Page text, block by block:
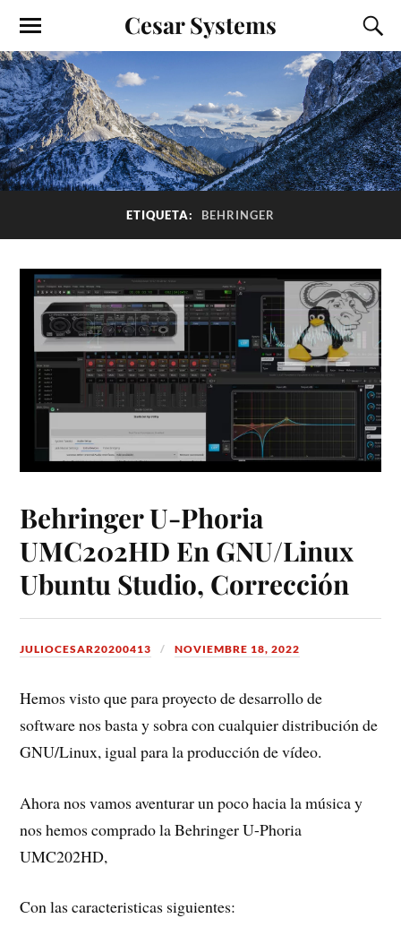
Cesar Systems
ETIQUETA: BEHRINGER
Behringer U-Phoria
UMC202HD En GNU/Linux
Ubuntu Studio, Corrección
JULIOCESAR20200413 NOVIEMBRE 18, 2022
Hemos visto que para proyecto de desarrollo de
software nos basta y sobra con cualquier distribución de
GNU/Linux, igual para la producción de vídeo.
Ahora nos vamos aventurar un poco hacia la música y
nos hemos comprado la Behringer U-Phoria
UMC202HD,
Con las caracteristicas siguientes: